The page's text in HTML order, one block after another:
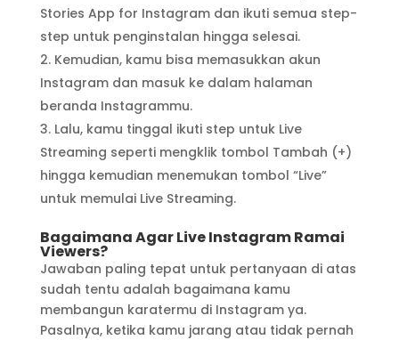
Stories App for Instagram dan ikuti semua step-
step untuk penginstalan hingga selesai.
Kemudian, kamu bisa memasukkan akun
Instagram dan masuk ke dalam halaman
beranda Instagrammu.
Lalu, kamu tinggal ikuti step untuk Live
Streaming seperti mengklik tombol Tambah (+)
hingga kemudian menemukan tombol “Live”
untuk memulai Live Streaming.
Bagaimana Agar Live Instagram Ramai
Viewers?
Jawaban paling tepat untuk pertanyaan di atas
sudah tentu adalah bagaimana kamu
membangun karatermu di Instagram ya.
Pasalnya, ketika kamu jarang atau tidak pernah